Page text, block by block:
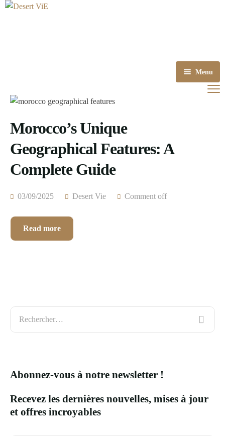
Menu
Accueil
Excursions
Contact
Langues
Morocco’s Unique
Geographical Features: A
Complete Guide
03/09/2025 Desert Vie Comment off
Read more
Abonnez-vous à notre newsletter !
Recevez les dernières nouvelles, mises à jour
et offres incroyables